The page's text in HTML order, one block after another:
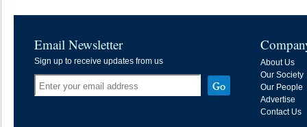
Email Newsletter
Sign up to receive updates from us
About Us
Our Society
Our People
Advertise
Contact Us